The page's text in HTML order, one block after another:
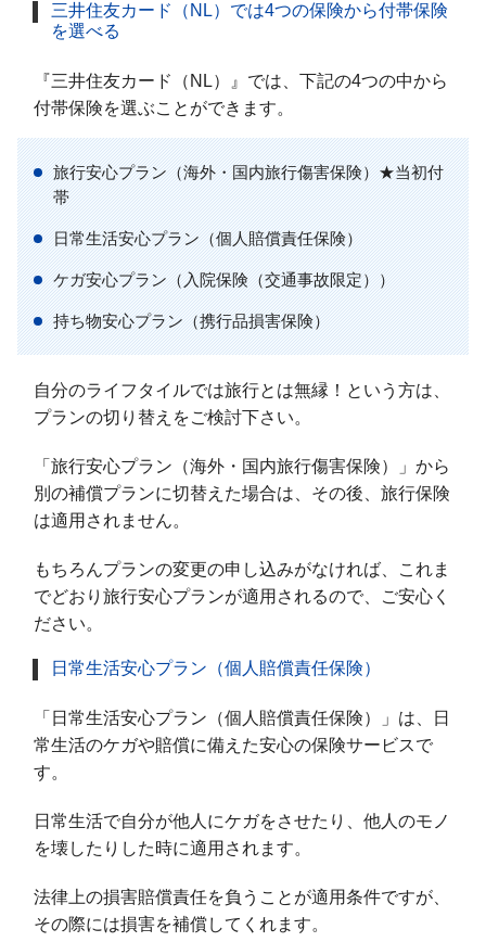
三井住友カード（NL）では4つの保険から付帯保険
を選べる
『三井住友カード（NL）』では、下記の4つの中から
付帯保険を選ぶことができます。
旅行安心プラン（海外・国内旅行傷害保険）★当初付
帯
日常生活安心プラン（個人賠償責任保険）
ケガ安心プラン（入院保険（交通事故限定））
持ち物安心プラン（携行品損害保険）
自分のライフタイルでは旅行とは無縁！という方は、
プランの切り替えをご検討下さい。
「旅行安心プラン（海外・国内旅行傷害保険）」から
別の補償プランに切替えた場合は、その後、旅行保険
は適用されません。
もちろんプランの変更の申し込みがなければ、これま
でどおり旅行安心プランが適用されるので、ご安心く
ださい。
日常生活安心プラン（個人賠償責任保険）
「日常生活安心プラン（個人賠償責任保険）」は、日
常生活のケガや賠償に備えた安心の保険サービスで
す。
日常生活で自分が他人にケガをさせたり、他人のモノ
を壊したりした時に適用されます。
法律上の損害賠償責任を負うことが適用条件ですが、
その際には損害を補償してくれます。